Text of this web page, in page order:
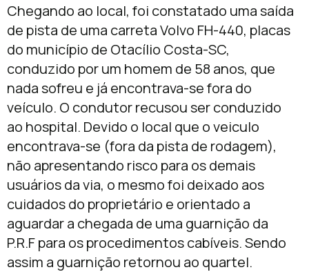
Chegando ao local, foi constatado uma saída
de pista de uma carreta Volvo FH-440, placas
do município de Otacílio Costa-SC,
conduzido por um homem de 58 anos, que
nada sofreu e já encontrava-se fora do
veículo. O condutor recusou ser conduzido
ao hospital. Devido o local que o veiculo
encontrava-se (fora da pista de rodagem),
não apresentando risco para os demais
usuários da via, o mesmo foi deixado aos
cuidados do proprietário e orientado a
aguardar a chegada de uma guarnição da
P.R.F para os procedimentos cabíveis. Sendo
assim a guarnição retornou ao quartel.